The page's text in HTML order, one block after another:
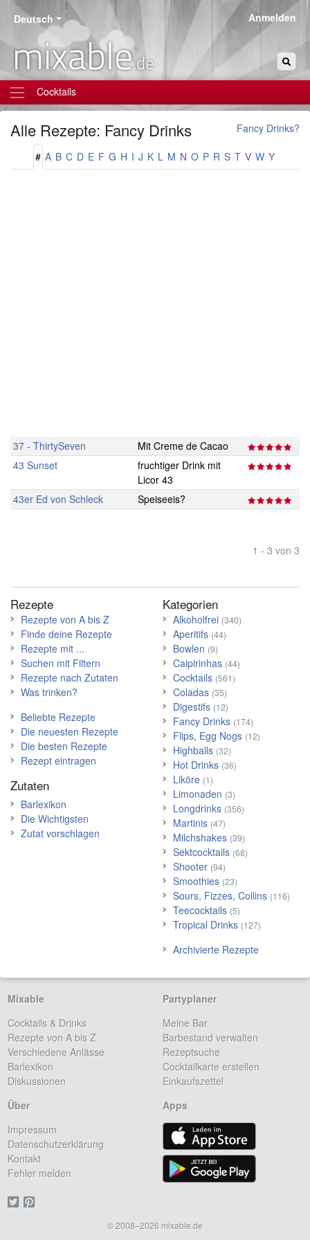
Deutsch
mixable.de
Anmelden
Cocktails
Fancy Drinks?
Alle Rezepte: Fancy Drinks
# A B C D E F G H I J K L M N O P R S T V W Y
37 - ThirtySeven
Mit Creme de Cacao
43 Sunset
fruchtiger Drink mit
Licor 43
43er Ed von Schleck
Speiseeis?
1 - 3 von 3
Rezepte
Rezepte von A bis Z
Finde deine Rezepte
Rezepte mit ...
Suchen mit Filtern
Rezepte nach Zutaten
Was trinken?
Beliebte Rezepte
Die neuesten Rezepte
Die besten Rezepte
Rezept eintragen
Zutaten
Barlexikon
Die Wichtigsten
Zutat vorschlagen
Kategorien
Alkoholfrei (340)
Aperitifs (44)
Bowlen (9)
Caipirinhas (44)
Cocktails (561)
Coladas (35)
Digestifs (12)
Fancy Drinks (174)
Flips, Egg Nogs (12)
Highballs (32)
Hot Drinks (36)
Liköre (1)
Limonaden (3)
Longdrinks (356)
Martinis (47)
Milchshakes (39)
Sektcocktails (68)
Shooter (94)
Smoothies (23)
Sours, Fizzes, Collins (116)
Teecocktails (5)
Tropical Drinks (127)
Archivierte Rezepte
Mixable
Cocktails & Drinks
Rezepte von A bis Z
Verschiedene Anlässe
Barlexikon
Diskussionen
Partyplaner
Meine Bar
Barbestand verwalten
Rezeptsuche
Cocktailkarte erstellen
Einkaufszettel
Über
Impressum
Datenschutzerklärung
Kontakt
Fehler melden
Apps
© 2008–2026 mixable.de